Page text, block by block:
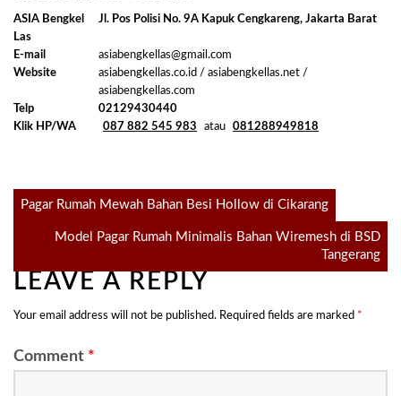
ASIA Bengkel
Las
Jl. Pos Polisi No. 9A Kapuk Cengkareng, Jakarta Barat
E-mail
asiabengkellas@gmail.com
Website
asiabengkellas.co.id / asiabengkellas.net /
asiabengkellas.com
Telp
02129430440
Klik HP/WA
087 882 545 983 atau 081288949818
Post
navigation
Pagar Rumah Mewah Bahan Besi Hollow di Cikarang
Model Pagar Rumah Minimalis Bahan Wiremesh di BSD
Tangerang
LEAVE A REPLY
Your email address will not be published. Required fields are marked *
Comment *